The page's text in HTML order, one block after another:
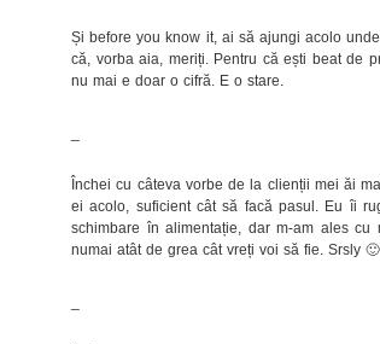
Și before you know it, ai să ajungi acolo
că, vorba aia, meriți. Pentru că ești beat de
nu mai e doar o cifră. E o stare.
Închei cu câteva vorbe de la clienții mei ăi
ei acolo, suficient cât să facă pasul. Eu îi
schimbare în alimentație, dar m-am ales
numai atât de grea cât vreți voi să fie. Srsly 🙂